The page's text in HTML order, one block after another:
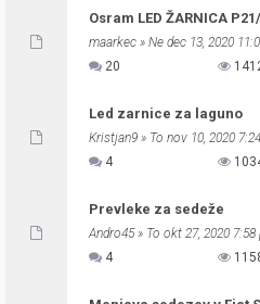
Osram LED ŽARNICA
maarkec » Ne dec 13, 2020
20
Led zarnice za laguno
Kristjan9 » To nov 10, 2020
4
Prevleke za sedeže
Andro45» To okt 27, 2020 7:58
4